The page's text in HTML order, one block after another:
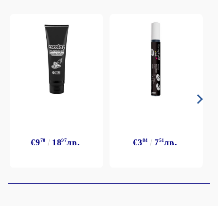
€970 1897лв. €384 751лв.